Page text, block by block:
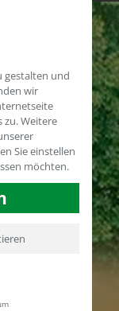
gestalten und
wir
zu. Weitere
Sie einstellen
möchten.